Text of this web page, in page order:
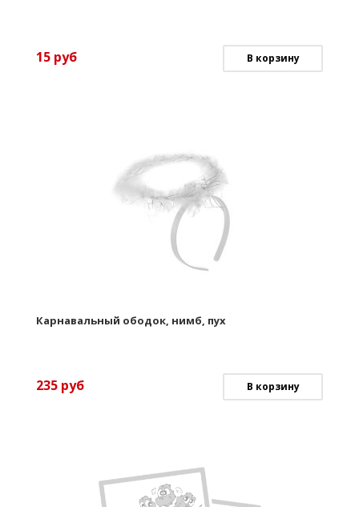
15 руб В корзину
Карнавальный ободок, нимб, пух
235 руб В корзину